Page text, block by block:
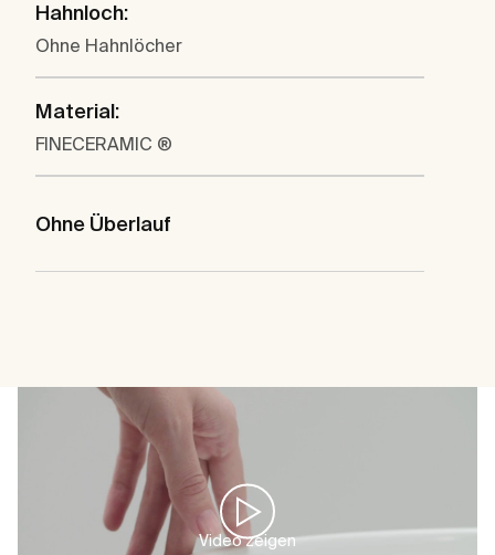
Hahnloch:
Ohne Hahnlöcher
Material:
FINECERAMIC ®
Ohne Überlauf
Video zeigen